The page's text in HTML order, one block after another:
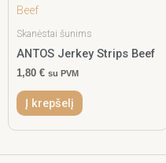
Skanėstai šunims
ANTOS Jerkey Strips Beef
1,80 € su PVM
Į krepšelį